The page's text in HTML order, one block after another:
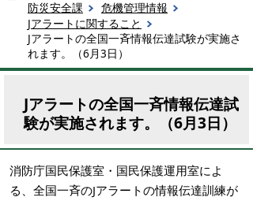
防災安全課
危機管理情報
Jアラートに関すること
Jアラートの全国一斉情報伝達試験が実施さ
れます。（6月3日）
Jアラートの全国一斉情報伝達試
験が実施されます。（6月3日）
消防庁国民保護室・国民保護運用室によ
る、全国一斉のJアラートの情報伝達訓練が